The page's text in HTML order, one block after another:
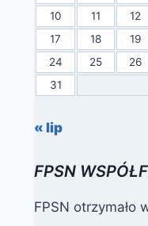
10
11 12
17
18 19
24
25 26
31
« lip
FPSN
FPSN otrzymało